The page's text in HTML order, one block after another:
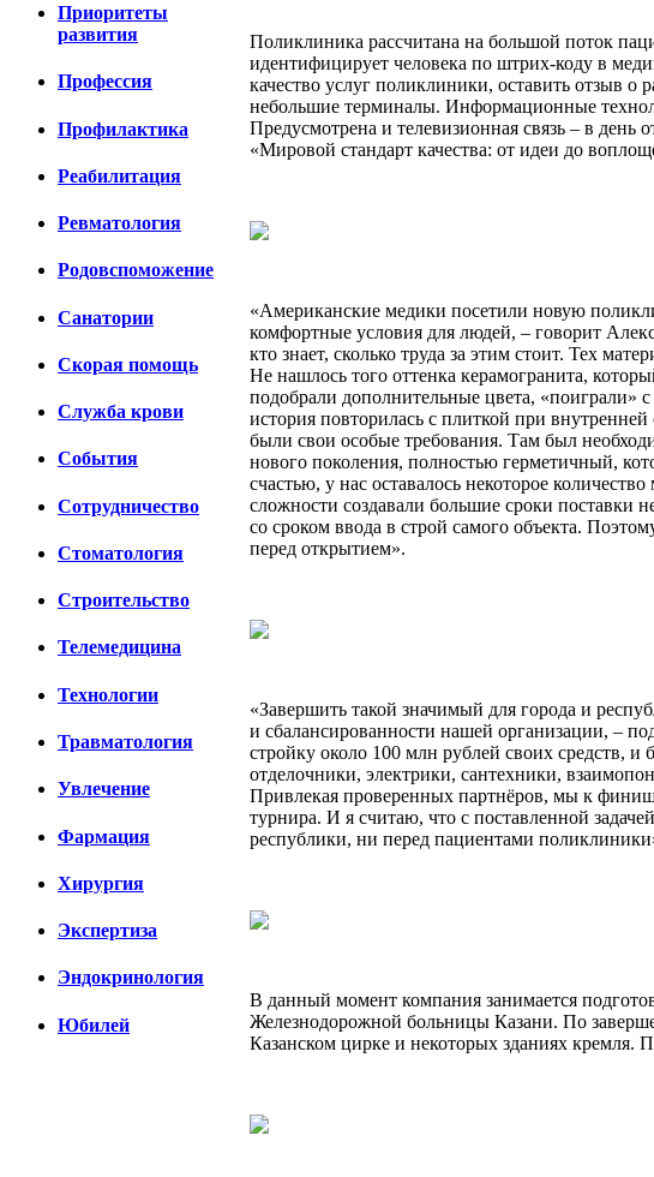
Приоритеты
развития
Профессия
Профилактика
Реабилитация
Ревматология
Родовспоможение
Санатории
Скорая помощь
Cлужба крови
События
Сотрудничество
Стоматология
Строительство
Телемедицина
Технологии
Травматология
Увлечение
Фармация
Хирургия
Экспертиза
Эндокринология
Юбилей
Поликлиника рассчитана на большой поток
идентифицирует человека по штрих-коду в
качество услуг поликлиники, оставить отзыв о
небольшие терминалы. Информационные
Предусмотрена и телевизионная связь – в день
«Мировой стандарт качества: от идеи до
«Американские медики посетили новую
комфортные условия для людей, – говорит
кто знает, сколько труда за этим стоит. Тех
Не нашлось того оттенка керамогранита,
подобрали дополнительные цвета,
история повторилась с плиткой при
были свои особые требования. Там был
нового поколения, полностью герметичный,
счастью, у нас оставалось некоторое
сложности создавали большие сроки поставки
со сроком ввода в строй самого объекта.
перед открытием».
«Завершить такой значимый для города и
и сбалансированности нашей организации, –
стройку около 100 млн рублей своих средств,
отделочники, электрики, сантехники,
Привлекая проверенных партнёров, мы к
турнира. И я считаю, что с поставленной
республики, ни перед пациентами
В данный момент компания занимается
Железнодорожной больницы Казани. По
Казанском цирке и некоторых зданиях кремля.